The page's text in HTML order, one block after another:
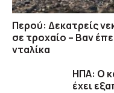
Περού: Δεκατρείς
σε τροχαίο – Βαν
νταλίκα
ΗΠΑ: Ο
έχει